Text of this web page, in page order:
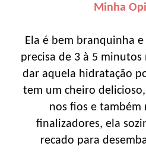
Minha
Ela é bem branquinha
precisa de 3 à 5 minutos
dar aquela hidratação
tem um cheiro
nos fios e também
finalizadores, ela
recado para